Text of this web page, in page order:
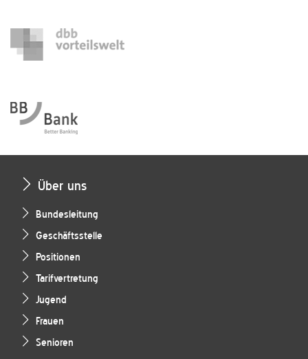
Über uns
Bundesleitung
Geschäftsstelle
Positionen
Tarifvertretung
Jugend
Frauen
Senioren